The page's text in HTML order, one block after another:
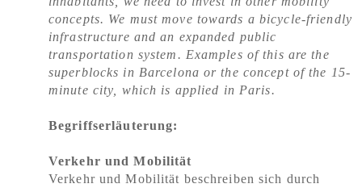
concepts. We must move towards a bicycle-friendly
infrastructure and an expanded public
transportation system. Examples of this are the
superblocks in Barcelona or the concept of the 15-
minute city, which is applied in Paris.
Begriffserläuterung:
Verkehr und Mobilität
Verkehr und Mobilität beschreiben sich durch